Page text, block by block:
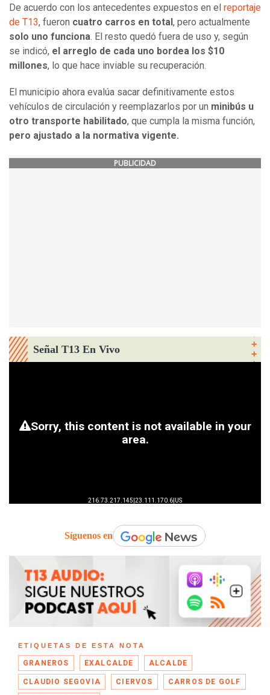
De acuerdo con los antecedentes expuestos en el reportaje
de T13, fueron cuatro carros en total, pero actualmente
solo uno funciona. El resto quedó fuera de uso y, según
se indicó, el arreglo de cada uno bordea los $10
millones, lo que hace inviable su recuperación.
El municipio ahora evalúa sacar definitivamente estos
vehículos de circulación y reemplazarlos por un minibús u
otro transporte habilitado, que cumpla la misma función,
pero ajustado a la normativa vigente.
PUBLICIDAD
Señal T13 En Vivo
Síguenos en
ETIQUETAS DE ESTA NOTA
GRANEROS EXALCALDE ALCALDE
CLAUDIO SEGOVIA CIERVOS CARROS DE GOLF